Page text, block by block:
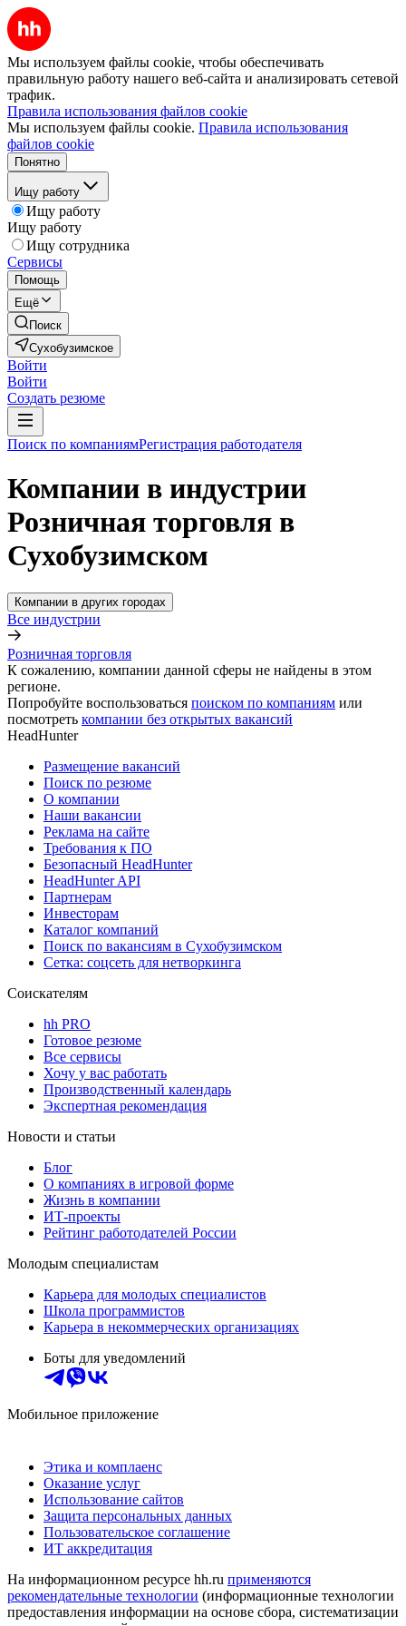
Мы используем файлы cookie, чтобы обеспечивать
правильную работу нашего веб-сайта и анализировать сетевой
трафик.
Правила использования файлов cookie
Мы используем файлы cookie. Правила использования
файлов cookie
Понятно
Ищу работу
Ищу работу
Ищу работу
Ищу сотрудника
Сервисы
Помощь
Ещё
Поиск
Сухобузимское
Войти
Войти
Создать резюме
Поиск по компаниямРегистрация работодателя
Компании в индустрии
Розничная торговля в
Сухобузимском
Компании в других городах
Все индустрии
Розничная торговля
К сожалению, компании данной сферы не найдены в этом
регионе.
Попробуйте воспользоваться поиском по компаниям или
посмотреть компании без открытых вакансий
HeadHunter
Размещение вакансий
Поиск по резюме
О компании
Наши вакансии
Реклама на сайте
Требования к ПО
Безопасный HeadHunter
HeadHunter API
Партнерам
Инвесторам
Каталог компаний
Поиск по вакансиям в Сухобузимском
Сетка: соцсеть для нетворкинга
Соискателям
hh PRO
Готовое резюме
Все сервисы
Хочу у вас работать
Производственный календарь
Экспертная рекомендация
Новости и статьи
Блог
О компаниях в игровой форме
Жизнь в компании
ИТ-проекты
Рейтинг работодателей России
Молодым специалистам
Карьера для молодых специалистов
Школа программистов
Карьера в некоммерческих организациях
Боты для уведомлений
Мобильное приложение
Этика и комплаенс
Оказание услуг
Использование сайтов
Защита персональных данных
Пользовательское соглашение
ИТ аккредитация
На информационном ресурсе hh.ru применяются
рекомендательные технологии (информационные технологии
предоставления информации на основе сбора, систематизации